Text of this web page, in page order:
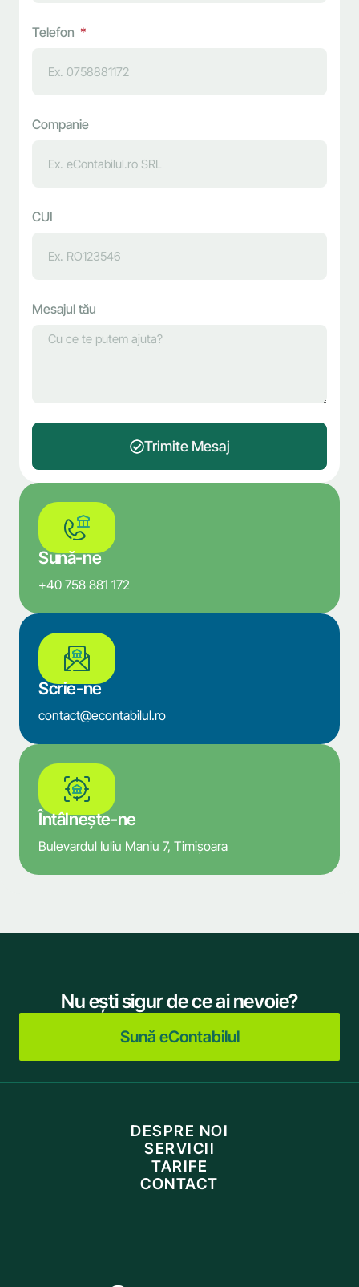
Telefon
Companie
CUI
Mesajul tău
Trimite Mesaj
Sună-ne
+40 758 881 172
Scrie-ne
contact@econtabilul.ro
Întâlnește-ne
Bulevardul Iuliu Maniu 7, Timișoara
DESPRE NOI
SERVICII
TARIFE
CONTACT
Nu ești sigur de ce ai nevoie?
Sună eContabilul